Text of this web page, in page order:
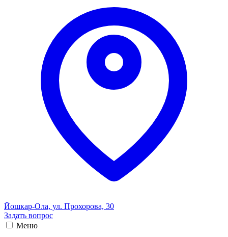
Йошкар-Ола, ул. Прохорова, 30
Задать вопрос
Меню